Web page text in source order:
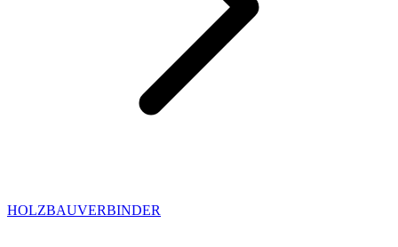
HOLZBAUVERBINDER